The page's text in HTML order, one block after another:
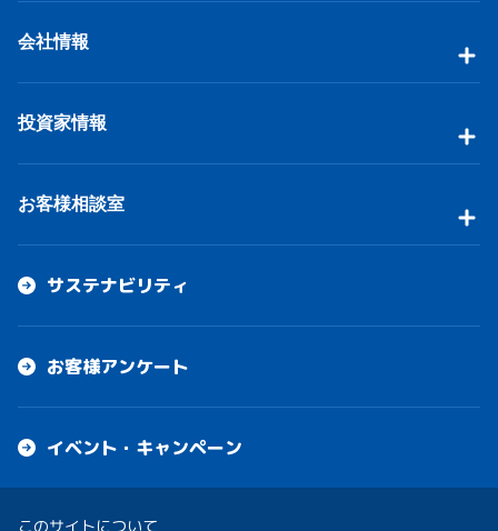
会社情報
投資家情報
お客様相談室
サステナビリティ
お客様アンケート
イベント・キャンペーン
このサイトについて